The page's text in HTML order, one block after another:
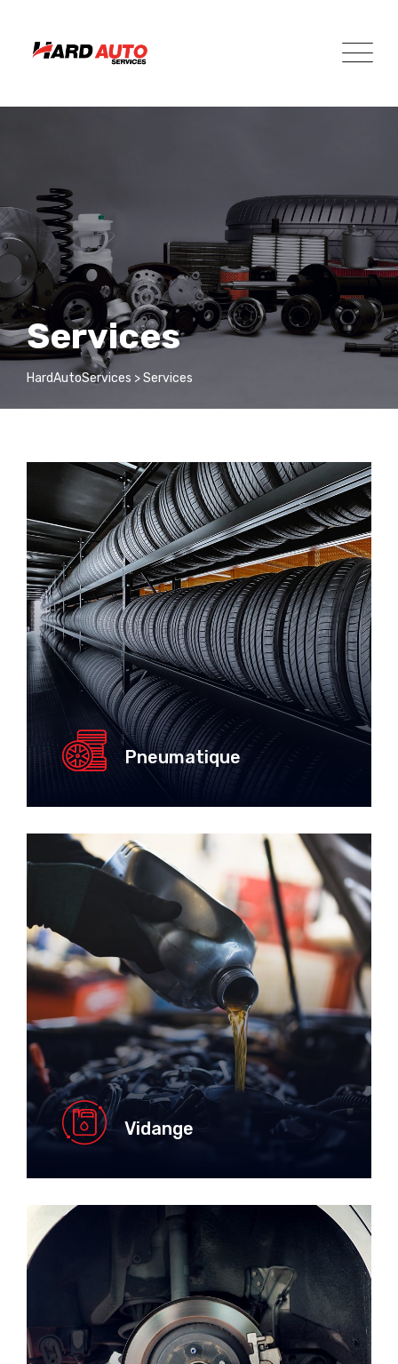
Services
HardAutoServices >Services
Pneumatique
Vidange